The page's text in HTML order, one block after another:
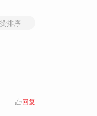
排序
回复